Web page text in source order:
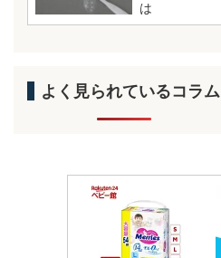
は
よく見られているコラム